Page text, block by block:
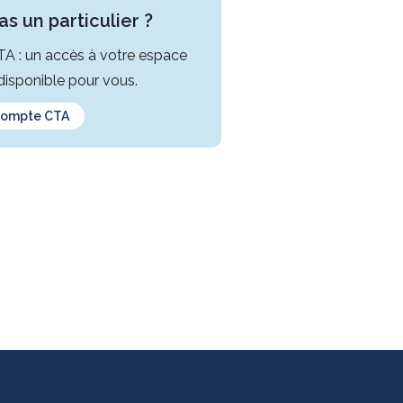
un particulier ?
: un accès à votre espace
pour vous.
CTA